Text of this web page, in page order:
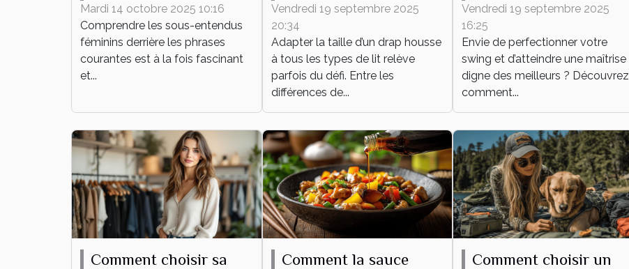
derrière les phrases
courantes
Mardi 14 octobre 2025 10:16
Comprendre les sous-entendus
féminins derrière les phrases
courantes est à la fois fascinant
et...
housse à tout type de
lit ?
Vendredi 19 septembre 2025
20:34
Adapter la taille d’un drap housse
à tous les types de lit relève
parfois du défi. Entre les
différences de...
techniques
Vendredi 19 septembre 2025
16:25
Envie de perfectionner votre
swing et d’atteindre une maîtrise
digne des meilleurs ? Découvrez
comment...
Comment choisir sa
Comment la sauce
Comment choisir un